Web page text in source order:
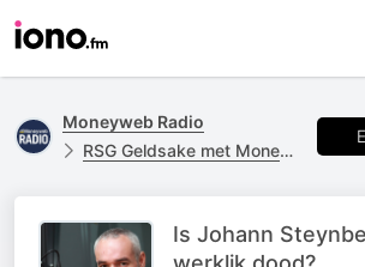
Moneyweb Radio
RSG Geldsake met Moneyweb
Is Johann